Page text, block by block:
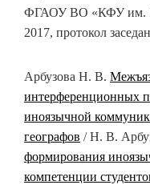
ФГАОУ ВО «КФУ им. В.
2017, протокол
Арбузова Н. В.
интерференционных
иноязычной
географов / Н. В.
формирования
компетенции